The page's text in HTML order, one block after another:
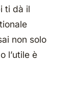
ti dà il
non solo
l’utile è